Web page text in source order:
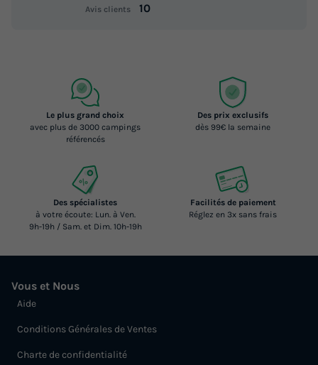
Avis clients 10
Le plus grand choix
avec plus de 3000 campings
référencés
Des prix exclusifs
dès 99€ la semaine
Des spécialistes
à votre écoute: Lun. à Ven.
9h-19h / Sam. et Dim. 10h-19h
Facilités de paiement
Réglez en 3x sans frais
Vous et Nous
Aide
Conditions Générales de Ventes
Charte de confidentialité